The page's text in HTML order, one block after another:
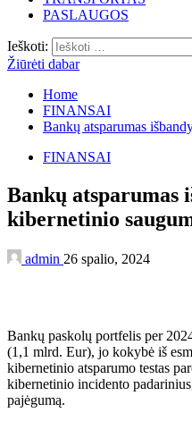
PASLAUGOS
Ieškoti:
Žiūrėti dabar
Home
FINANSAI
Bankų atsparumas
FINANSAI
Bankų atsparumas
kibernetinio
admin 26 spalio, 2024
Bankų paskolų portfelis per
(1,1 mlrd. Eur), jo kokybė iš
kibernetinio atsparumo testas
kibernetinio incidento
pajėgumą.